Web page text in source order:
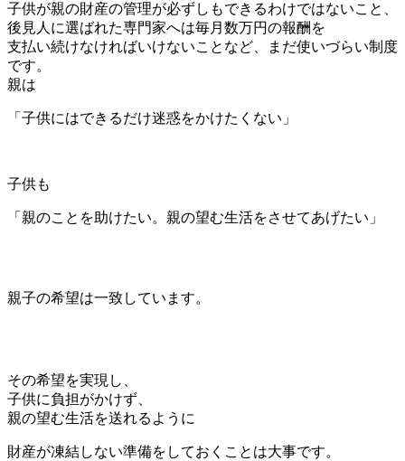
子供が親の財産の管理が必ずしもできるわけではないこと、
後見人に選ばれた専門家へは毎月数万円の報酬を
支払い続けなければいけないことなど、まだ使いづらい制度
です。
親は
「子供にはできるだけ迷惑をかけたくない」
子供も
「親のことを助けたい。親の望む生活をさせてあげたい」
親子の希望は一致しています。
その希望を実現し、
子供に負担がかけず、
親の望む生活を送れるように
財産が凍結しない準備をしておくことは大事です。